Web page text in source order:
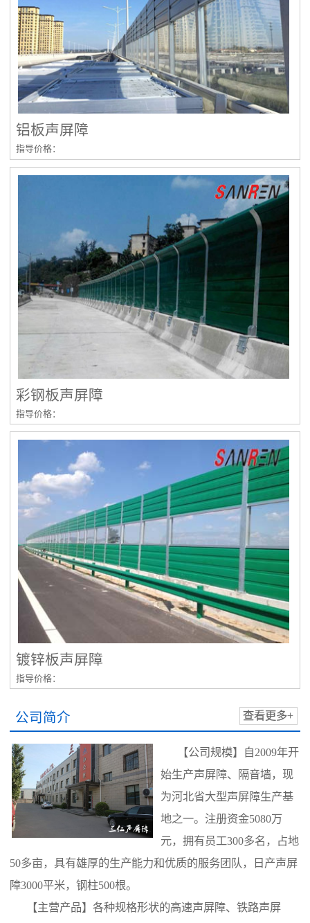
铝板声屏障
指导价格：
彩钢板声屏障
指导价格：
镀锌板声屏障
指导价格：
公司简介 查看更多+
【公司规模】自2009年开
始生产声屏障、隔音墙，现
为河北省大型声屏障生产基
地之一。注册资金5080万
元，拥有员工300多名，占地
50多亩，具有雄厚的生产能力和优质的服务团队，日产声屏
障3000平米，钢柱500根。
【主营产品】各种规格形状的高速声屏障、铁路声屏